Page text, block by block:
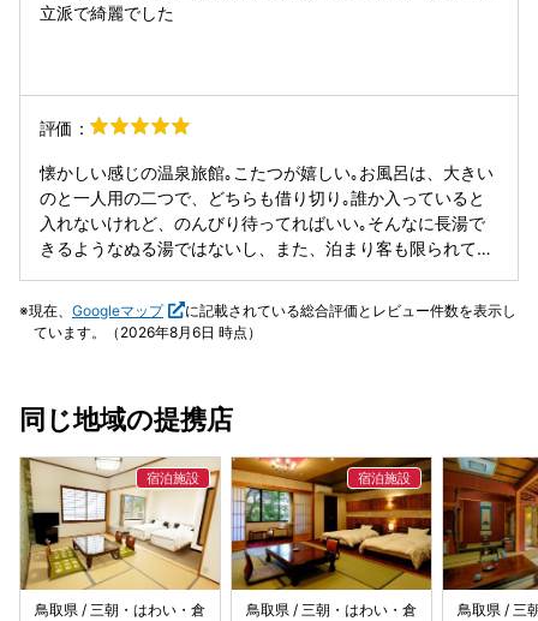
立派で綺麗でした
評価：
懐かしい感じの温泉旅館｡こたつが嬉しい｡お風呂は、大きい
のと一人用の二つで、どちらも借り切り｡誰か入っていると
入れないけれど、のんびり待ってればいい｡そんなに長湯で
きるようなぬる湯ではないし、また、泊まり客も限られてい
現在、 Googleマップ
に記載されている総合評価とレビュー件数を表示し
ています。（2026年8月6日 時点）
同じ地域の提携店
鳥取県 / 三朝・はわい・倉
鳥取県 / 三朝・はわい・倉
鳥取県 / 三